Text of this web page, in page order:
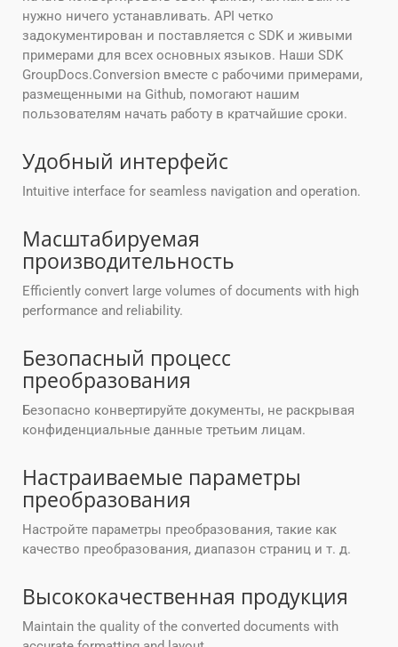
нужно ничего устанавливать. API четко
задокументирован и поставляется с SDK и живыми
примерами для всех основных языков. Наши SDK
GroupDocs.Conversion вместе с рабочими примерами,
размещенными на Github, помогают нашим
пользователям начать работу в кратчайшие сроки.
Удобный интерфейс
Intuitive interface for seamless navigation and operation.
Масштабируемая
производительность
Efficiently convert large volumes of documents with high
performance and reliability.
Безопасный процесс
преобразования
Безопасно конвертируйте документы, не раскрывая
конфиденциальные данные третьим лицам.
Настраиваемые параметры
преобразования
Настройте параметры преобразования, такие как
качество преобразования, диапазон страниц и т. д.
Высококачественная продукция
Maintain the quality of the converted documents with